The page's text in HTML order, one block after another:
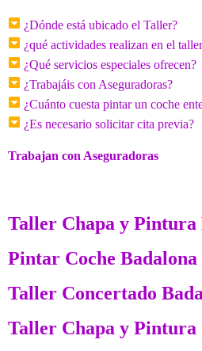
¿Dónde está ubicado el Taller?
¿qué actividades realizan en el
¿Qué servicios especiales ofrecen?
¿Trabajáis con Aseguradoras?
¿Cuánto cuesta pintar un coche
¿Es necesario solicitar cita previa?
Trabajan con Aseguradoras
Taller Chapa y Pintura
Pintar Coche Badalona
Taller Concertado
Taller Chapa y Pintura